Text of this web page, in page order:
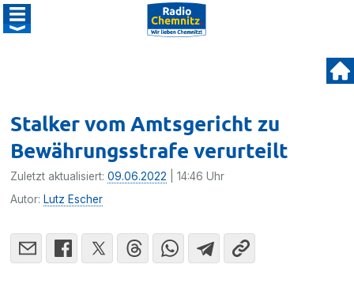
Stalker vom Amtsgericht zu
Bewährungsstrafe verurteilt
Zuletzt aktualisiert:09.06.2022 | 14:46 Uhr
Autor: Lutz Escher